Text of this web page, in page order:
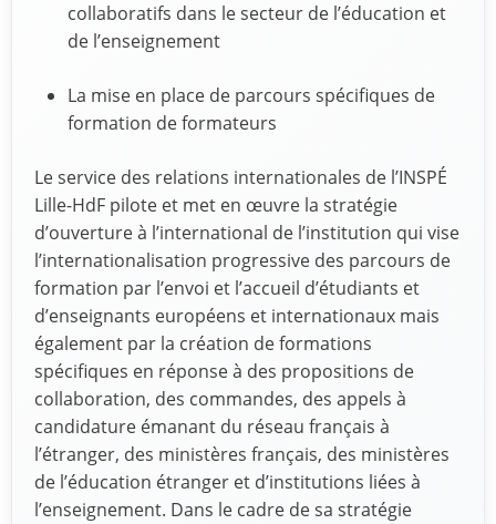
collaboratifs dans le secteur de l’éducation et
de l’enseignement
La mise en place de parcours spécifiques de
formation de formateurs
Le service des relations internationales de l’INSPÉ
Lille-HdF pilote et met en œuvre la stratégie
d’ouverture à l’international de l’institution qui vise
l’internationalisation progressive des parcours de
formation par l’envoi et l’accueil d’étudiants et
d’enseignants européens et internationaux mais
également par la création de formations
spécifiques en réponse à des propositions de
collaboration, des commandes, des appels à
candidature émanant du réseau français à
l’étranger, des ministères français, des ministères
de l’éducation étranger et d’institutions liées à
l’enseignement. Dans le cadre de sa stratégie